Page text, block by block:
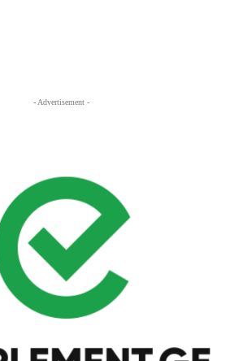
- Advertisement -